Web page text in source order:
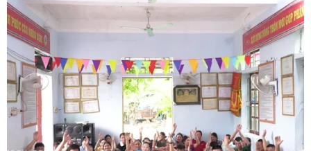
trong nửa cuối năm 2023
31/03/2023 03:49
Theo dữ liệu của Bộ Thương mại Thái Lan, kim ngạch
xuất khẩu các sản phẩm nông nghiệp trong tháng 2 đã
tăng 3,6% so với cùng kỳ năm ngoái lên 3,9 tỷ USD.